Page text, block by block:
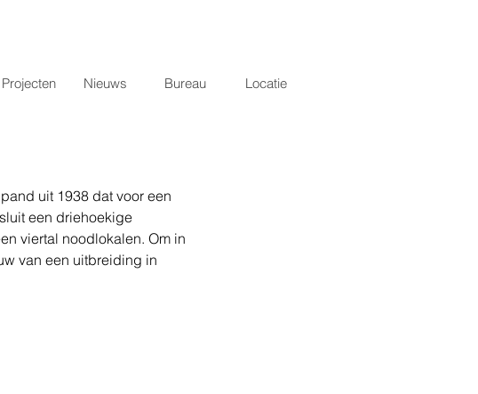
Projecten Nieuws Bureau Locatie
uit 1938 dat voor een
een driehoekige
viertal noodlokalen. Om in
van een uitbreiding in